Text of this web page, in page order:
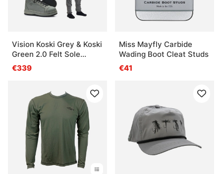
Vision Koski Grey & Koski
Green 2.0 Felt Sole
Wading Kit
€339
Miss Mayfly Carbide
Wading Boot Cleat Studs
€41